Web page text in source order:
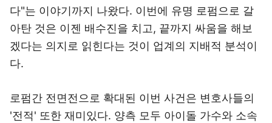
다"는 이야기까지 나왔다. 이번에 유명 로펌으로 갈
아탄 것은 이젠 배수진을 치고, 끝까지 싸움을 해보
겠다는 의지로 읽힌다는 것이 업계의 지배적 분석이
다.
로펌간 전면전으로 확대된 이번 사건은 변호사들의
'전적' 또한 재미있다. 양측 모두 아이돌 가수와 소속